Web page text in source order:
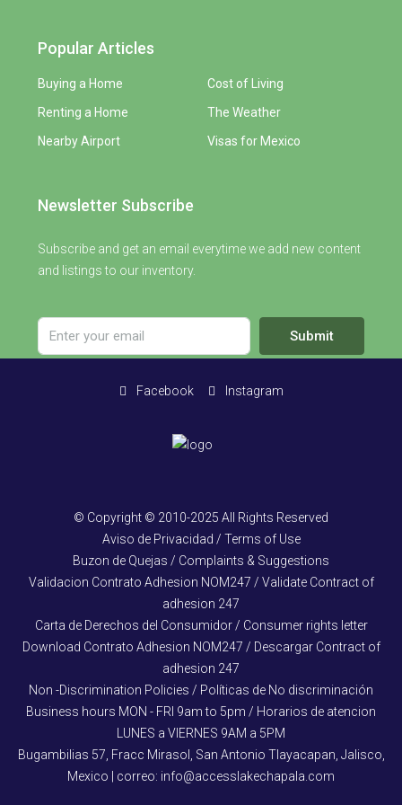
Popular Articles
Buying a Home
Renting a Home
Nearby Airport
Cost of Living
The Weather
Visas for Mexico
Newsletter Subscribe
Subscribe and get an email everytime we add new content
and listings to our inventory.
Submit
Facebook Instagram
© Copyright © 2010-2025 All Rights Reserved
Aviso de Privacidad / Terms of Use
Buzon de Quejas / Complaints & Suggestions
Validacion Contrato Adhesion NOM247 / Validate Contract of
adhesion 247
Carta de Derechos del Consumidor / Consumer rights letter
Download Contrato Adhesion NOM247 / Descargar Contract of
adhesion 247
Non -Discrimination Policies / Políticas de No discriminación
Business hours MON - FRI 9am to 5pm / Horarios de atencion
LUNES a VIERNES 9AM a 5PM
Bugambilias 57, Fracc Mirasol, San Antonio Tlayacapan, Jalisco,
Mexico | correo: info@accesslakechapala.com